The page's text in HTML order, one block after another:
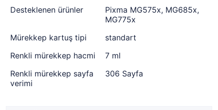
Desteklenen ürünler
Pixma MG575x, MG685x,
MG775x
Mürekkep kartuş tipi
standart
Renkli mürekkep hacmi
7 ml
Renkli mürekkep sayfa
verimi
306 Sayfa